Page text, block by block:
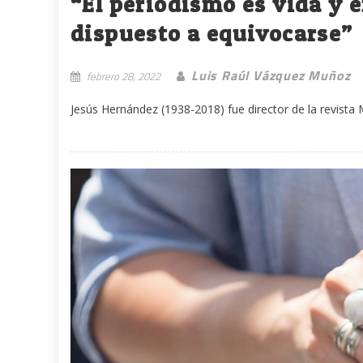
dispuesto a equivocarse”
febrero 28, 2022 Luis Raúl Vázquez Muñoz
Jesús Hernández (1938-2018) fue director de la revista